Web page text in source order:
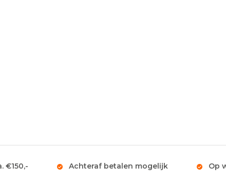
€150,- Achteraf betalen mogelijk Op